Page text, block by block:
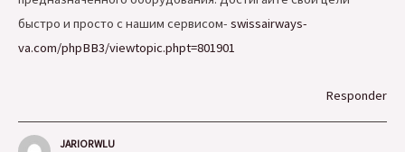
быстро и просто с нашим сервисом- swissairways-
va.com/phpBB3/viewtopic.phpt=801901
Responder
JARIORWLU